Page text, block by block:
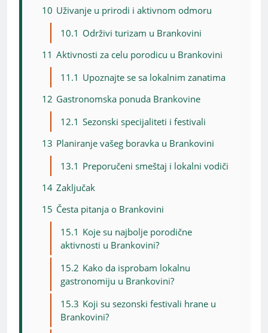
10 Uživanje u prirodi i aktivnom odmoru
10.1 Održivi turizam u Brankovini
11 Aktivnosti za celu porodicu u Brankovini
11.1 Upoznajte se sa lokalnim zanatima
12 Gastronomska ponuda Brankovine
12.1 Sezonski specijaliteti i festivali
13 Planiranje vašeg boravka u Brankovini
13.1 Preporučeni smeštaj i lokalni vodiči
14 Zaključak
15 Česta pitanja o Brankovini
15.1 Koje su najbolje porodične
aktivnosti u Brankovini?
15.2 Kako da isprobam lokalnu
gastronomiju u Brankovini?
15.3 Koji su sezonski festivali hrane u
Brankovini?